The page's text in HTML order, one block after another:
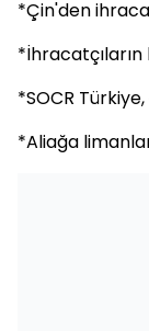
*Çin'den
*SOCR
*Aliağa